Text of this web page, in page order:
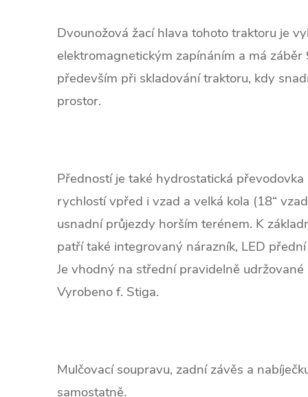
Dvounožová žací hlava tohoto traktoru je
elektromagnetickým zapínáním a má záběr
především při skladování traktoru, kdy
prostor.
Předností je také hydrostatická
rychlostí vpřed i vzad a velká kola (18“
usnadní průjezdy horším terénem. K
patří také integrovaný nárazník, LED
Je vhodný na střední pravidelně
Vyrobeno f. Stiga.
Mulčovací soupravu, zadní závěs a
samostatně.